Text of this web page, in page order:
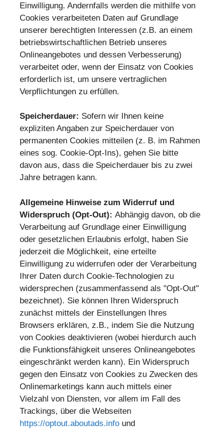
Einwilligung. Andernfalls werden die mithilfe von
Cookies verarbeiteten Daten auf Grundlage
unserer berechtigten Interessen (z.B. an einem
betriebswirtschaftlichen Betrieb unseres
Onlineangebotes und dessen Verbesserung)
verarbeitet oder, wenn der Einsatz von Cookies
erforderlich ist, um unsere vertraglichen
Verpflichtungen zu erfüllen.
Speicherdauer: Sofern wir Ihnen keine
expliziten Angaben zur Speicherdauer von
permanenten Cookies mitteilen (z. B. im Rahmen
eines sog. Cookie-Opt-Ins), gehen Sie bitte
davon aus, dass die Speicherdauer bis zu zwei
Jahre betragen kann.
Allgemeine Hinweise zum Widerruf und
Widerspruch (Opt-Out): Abhängig davon, ob die
Verarbeitung auf Grundlage einer Einwilligung
oder gesetzlichen Erlaubnis erfolgt, haben Sie
jederzeit die Möglichkeit, eine erteilte
Einwilligung zu widerrufen oder der Verarbeitung
Ihrer Daten durch Cookie-Technologien zu
widersprechen (zusammenfassend als "Opt-Out"
bezeichnet). Sie können Ihren Widerspruch
zunächst mittels der Einstellungen Ihres
Browsers erklären, z.B., indem Sie die Nutzung
von Cookies deaktivieren (wobei hierdurch auch
die Funktionsfähigkeit unseres Onlineangebotes
eingeschränkt werden kann). Ein Widerspruch
gegen den Einsatz von Cookies zu Zwecken des
Onlinemarketings kann auch mittels einer
Vielzahl von Diensten, vor allem im Fall des
Trackings, über die Webseiten
https://optout.aboutads.info und